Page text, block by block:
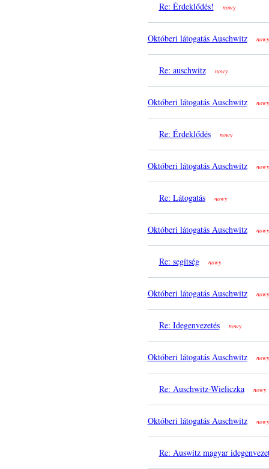
Re: Érdeklődés! nowy
Októberi látogatás Auschwitz nowy
Re: auschwitz nowy
Októberi látogatás Auschwitz nowy
Re: Érdeklődés nowy
Októberi látogatás Auschwitz nowy
Re: Látogatás nowy
Októberi látogatás Auschwitz nowy
Re: segítség nowy
Októberi látogatás Auschwitz nowy
Re: Idegenvezetés nowy
Októberi látogatás Auschwitz nowy
Re: Auschwitz-Wieliczka nowy
Októberi látogatás Auschwitz nowy
Re: Auswitz magyar